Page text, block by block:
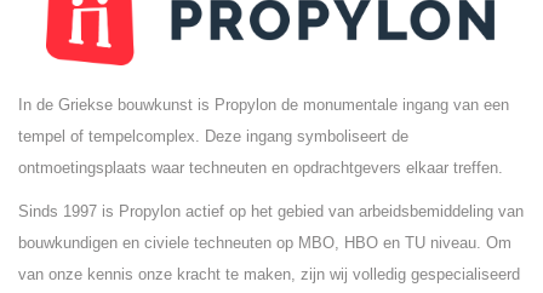
In de Griekse bouwkunst is Propylon de monumentale ingang van een
tempel of tempelcomplex. Deze ingang symboliseert de
ontmoetingsplaats waar techneuten en opdrachtgevers elkaar treffen.
Sinds 1997 is Propylon actief op het gebied van arbeidsbemiddeling van
bouwkundigen en civiele techneuten op MBO, HBO en TU niveau. Om
van onze kennis onze kracht te maken, zijn wij volledig gespecialiseerd